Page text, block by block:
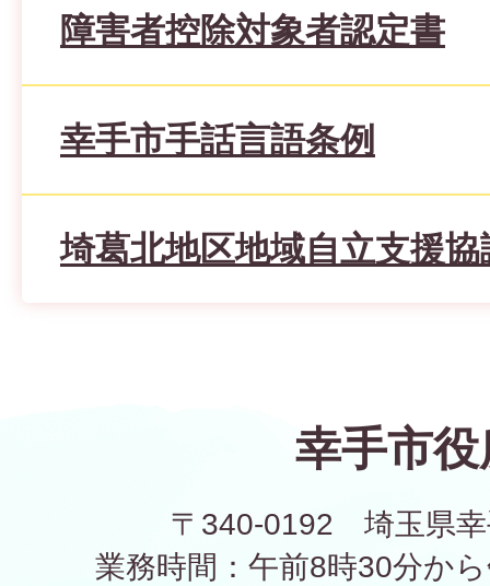
障害者控除対象者認定書
幸手市手話言語条例
埼葛北地区地域自立支援協
幸手市役
〒340-0192 埼玉県幸
業務時間：午前8時30分か